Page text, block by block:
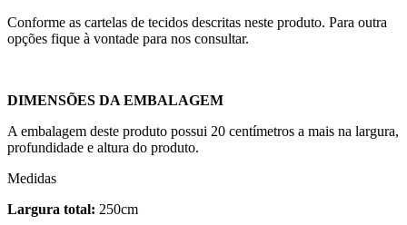
Conforme as cartelas de tecidos descritas neste produto. Para outra
opções fique à vontade para nos consultar.
DIMENSÕES DA EMBALAGEM
A embalagem deste produto possui 20 centímetros a mais na largura,
profundidade e altura do produto.
Medidas
Largura total: 250cm